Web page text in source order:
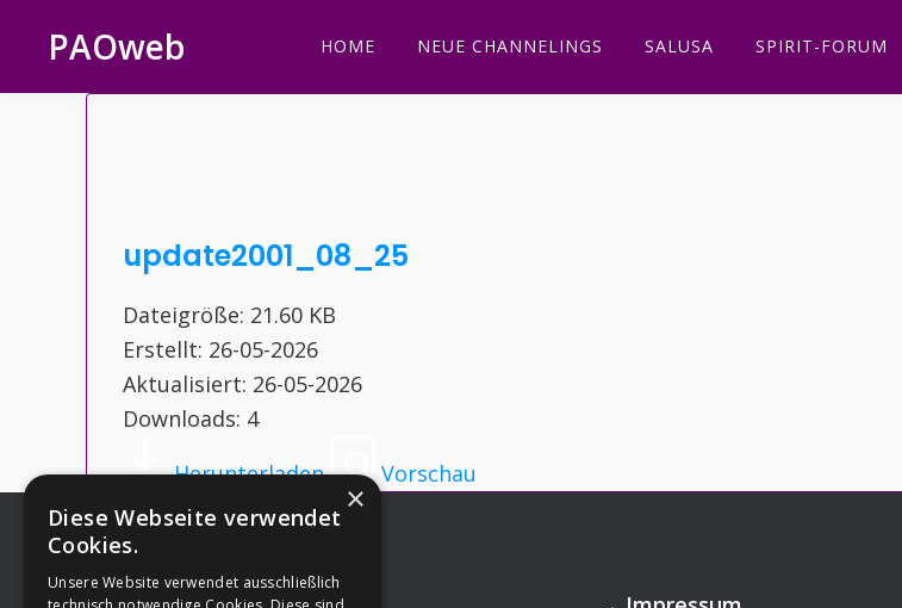
Hauptnavigation
springen
Inhalt
springen
Seitenspalte
springen
Fußzeile
springen
PAOweb HOME NEUE CHANNELINGS SALUSA SPIRIT-FORUM
update2001_08_25
Dateigröße: 21.60 KB
Erstellt: 26-05-2026
Aktualisiert: 26-05-2026
Downloads: 4
Herunterladen
Vorschau
×
Diese Webseite verwendet
Cookies.
Unsere Website verwendet ausschließlich